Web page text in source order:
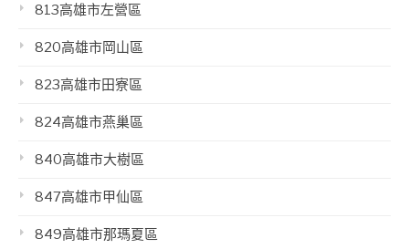
813高雄市左營區
820高雄市岡山區
823高雄市田寮區
824高雄市燕巢區
840高雄市大樹區
847高雄市甲仙區
849高雄市那瑪夏區